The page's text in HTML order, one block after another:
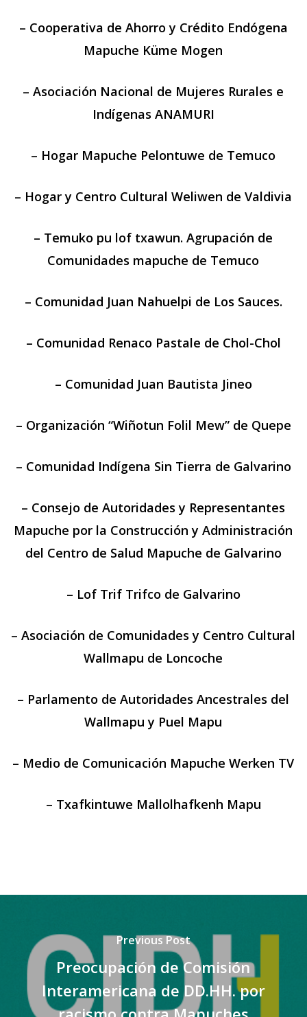
– Cooperativa de Ahorro y Crédito Endógena
Mapuche Küme Mogen
– Asociación Nacional de Mujeres Rurales e
Indígenas ANAMURI
– Hogar Mapuche Pelontuwe de Temuco
– Hogar y Centro Cultural Weliwen de Valdivia
– Temuko pu lof txawun. Agrupación de
Comunidades mapuche de Temuco
– Comunidad Juan Nahuelpi de Los Sauces.
– Comunidad Renaco Pastale de Chol-Chol
– Comunidad Juan Bautista Jineo
– Organización “Wiñotun Folil Mew” de Quepe
– Comunidad Indígena Sin Tierra de Galvarino
– Consejo de Autoridades y Representantes
Mapuche por la Construcción y Administración
del Centro de Salud Mapuche de Galvarino
– Lof Trif Trifco de Galvarino
– Asociación de Comunidades y Centro Cultural
Wallmapu de Loncoche
– Parlamento de Autoridades Ancestrales del
Wallmapu y Puel Mapu
– Medio de Comunicación Mapuche Werken TV
– Txafkintuwe Mallolhafkenh Mapu
Previous Post
Preocupación de Comisión
Interamericana de DD.HH. por